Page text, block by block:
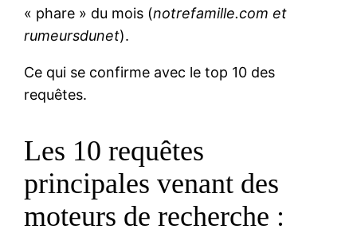
« phare » du mois (notrefamille.com et
rumeursdunet).
Ce qui se confirme avec le top 10 des
requêtes.
Les 10 requêtes
principales venant des
moteurs de recherche :